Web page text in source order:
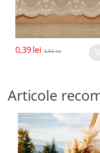
0,39lei 3,84lei
Articole